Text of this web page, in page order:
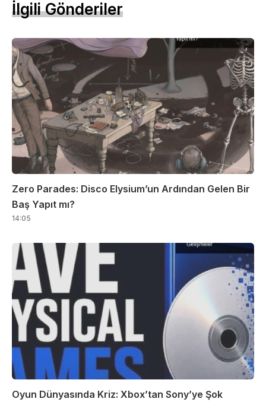
İlgili Gönderiler
Zero Parades: Disco Elysium’un Ardından Gelen Bir
Baş Yapıt mı?
14:05
Oyun Dünyasında Kriz: Xbox’tan Sony’ye Şok